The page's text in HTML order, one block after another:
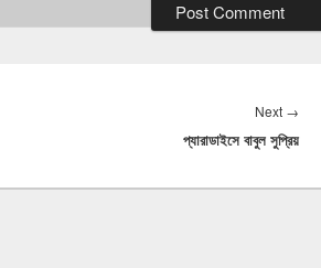
Next →
post:
প্যারাডাইসে বাবুল সুপ্রিয়